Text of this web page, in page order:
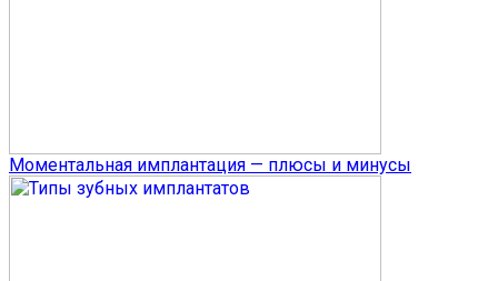
Моментальная имплантация — плюсы и минусы